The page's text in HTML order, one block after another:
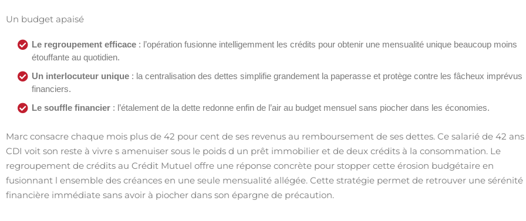
Un budget apaisé
Le regroupement efficace : l’opération fusionne intelligemment les crédits pour obtenir une mensualité unique beaucoup moins
étouffante au quotidien.
Un interlocuteur unique : la centralisation des dettes simplifie grandement la paperasse et protège contre les fâcheux imprévus
financiers.
Le souffle financier : l’étalement de la dette redonne enfin de l’air au budget mensuel sans piocher dans les économies.
Marc consacre chaque mois plus de 42 pour cent de ses revenus au remboursement de ses dettes. Ce salarié de 42
CDI voit son reste à vivre s amenuiser sous le poids d un prêt immobilier et de deux crédits à la consommation. Le
regroupement de crédits au Crédit Mutuel offre une réponse concrète pour stopper cette érosion budgétaire en
fusionnant l ensemble des créances en une seule mensualité allégée. Cette stratégie permet de retrouver une sérénité
financière immédiate sans avoir à piocher dans son épargne de précaution.